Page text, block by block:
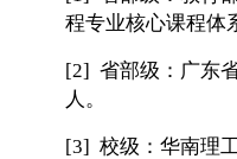
程专业核心课程体
[2] 省部级：广东
人。
[3] 校级：华南理